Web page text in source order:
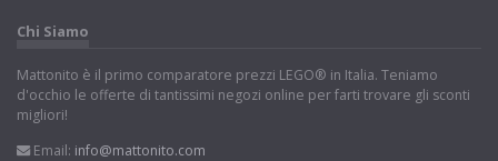
Chi Siamo
Mattonito è il primo comparatore prezzi LEGO® in Italia. Teniamo
d'occhio le offerte di tantissimi negozi online per farti trovare gli sconti
migliori!
Email: info@mattonito.com